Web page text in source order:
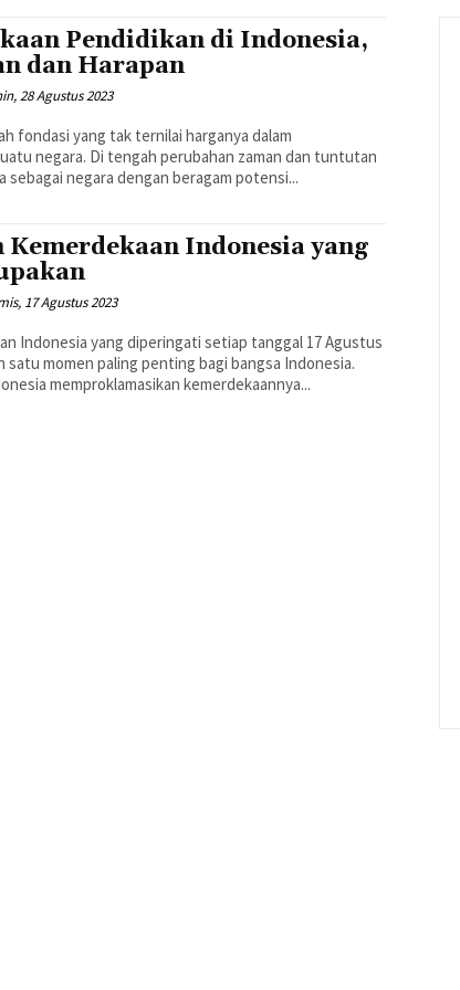
Pendidikan di Indonesia,
dan Harapan
28 Agustus 2023
fondasi yang tak ternilai harganya dalam
negara. Di tengah perubahan zaman dan tuntutan
sebagai negara dengan beragam potensi...
Kemerdekaan Indonesia yang
17 Agustus 2023
Indonesia yang diperingati setiap tanggal 17 Agustus
satu momen paling penting bagi bangsa Indonesia.
memproklamasikan kemerdekaannya...